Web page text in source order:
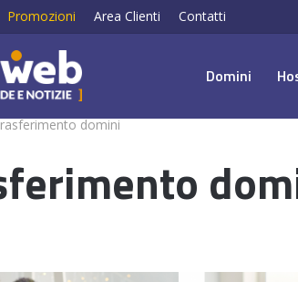
Promozioni Area Clienti Contatti
Domini
domini